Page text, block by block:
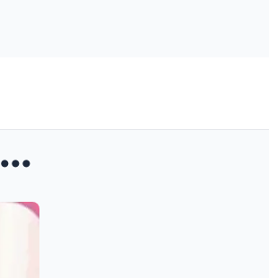
Hindi inaasahang rebelasyon: Gigi De Lana, nagpaha...